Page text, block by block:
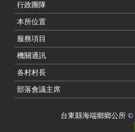
行政團隊
本所位置
服務項目
機關通訊
各村村長
部落會議主席
台東縣海端鄉鄉公所 ©